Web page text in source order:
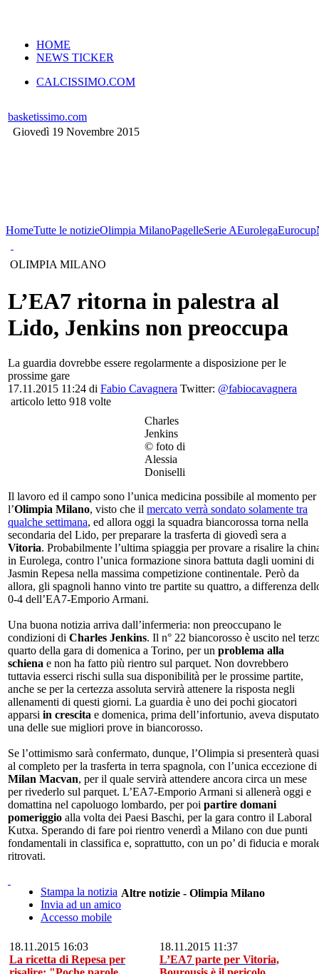
HOME
NEWS TICKER
CALCISSIMO.COM
basketissimo.com
Giovedì 19 Novembre 2015
HomeTutte le notizieOlimpia MilanoPagelleSerie AEurolegaEurocup
OLIMPIA MILANO
L’EA7 ritorna in palestra al
Lido, Jenkins non preoccupa
La guardia dovrebbe essere regolarmente a disposizione per le
prossime gare
17.11.2015 11:24 di Fabio Cavagnera Twitter: @fabiocavagnera
articolo letto 918 volte
Charles
Jenkins
© foto di
Alessia
Doniselli
Il lavoro ed il campo sono l’unica medicina possibile al momento per
l’Olimpia Milano, visto che il mercato verrà sondato solamente tra
qualche settimana, ed allora oggi la squadra biancorossa torna nella
secondaria del Lido, per preparare la trasferta di giovedì sera a
Vitoria. Probabilmente l’ultima spiaggia per provare a risalire la
in Eurolega, contro l’unica formazione sinora battuta dagli uomini di
Jasmin Repesa nella massima competizione continentale. Però da
allora, gli spagnoli hanno vinto tre partite su quattro, a differenza
0-4 dell’EA7-Emporio Armani.
Una buona notizia arriva dall’infermeria: non preoccupano le
condizioni di Charles Jenkins. Il n° 22 biancorosso è uscito nel
quarto della gara di domenica a Torino, per un problema alla
schiena e non ha fatto più rientro sul parquet. Non dovrebbero
tuttavia esserci rischi sulla sua disponibilità per le prossime partite,
anche se per la certezza assoluta servirà attenere la risposta negli
allenamenti di questi giorni. La guardia è uno dei pochi giocatori
apparsi in crescita e domenica, prima dell’infortunio, aveva disputato
una delle sue migliori prove in biancorosso.
Se l’ottimismo sarà confermato, dunque, l’Olimpia si presenterà quasi
al completo per la trasferta in terra spagnola, con l’unica eccezione di
Milan Macvan, per il quale servirà attendere ancora circa un mese
per rivederlo sul parquet. L’EA7-Emporio Armani si allenerà oggi e
domattina nel capoluogo lombardo, per poi partire domani
pomeriggio alla volta dei Paesi Baschi, per la gara contro il Laboral
Kutxa. Sperando di fare poi rientro venerdì a Milano con due punti
fondamentali in classifica e, soprattutto, con un po’ di fiducia e
ritrovati.
Stampa la notizia
Invia ad un amico
Accesso mobile
Altre notizie - Olimpia Milano
18.11.2015 16:03
La ricetta di Repesa per
18.11.2015 11:37
L’EA7 parte per Vitoria,